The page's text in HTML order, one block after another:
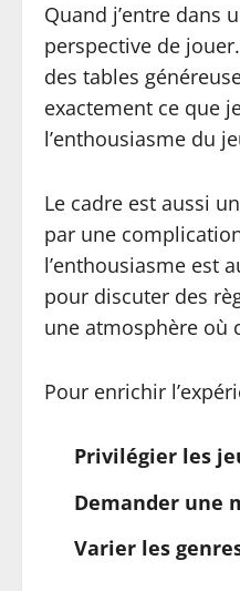
Quand j’entre dans
perspective de
des tables
exactement ce que
l’enthousiasme du
Le cadre est aussi
par une
l’enthousiasme est
pour discuter des
une atmosphère où
Pour enrichir
Privilégier les
Demander une
Varier les